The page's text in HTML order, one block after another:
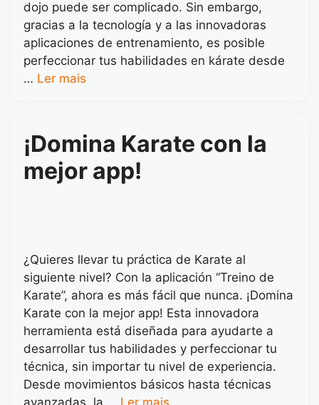
dojo puede ser complicado. Sin embargo,
gracias a la tecnología y a las innovadoras
aplicaciones de entrenamiento, es posible
perfeccionar tus habilidades en kárate desde
… Ler mais
¡Domina Karate con la
mejor app!
¿Quieres llevar tu práctica de Karate al
siguiente nivel? Con la aplicación “Treino de
Karate”, ahora es más fácil que nunca. ¡Domina
Karate con la mejor app! Esta innovadora
herramienta está diseñada para ayudarte a
desarrollar tus habilidades y perfeccionar tu
técnica, sin importar tu nivel de experiencia.
Desde movimientos básicos hasta técnicas
avanzadas, la … Ler mais